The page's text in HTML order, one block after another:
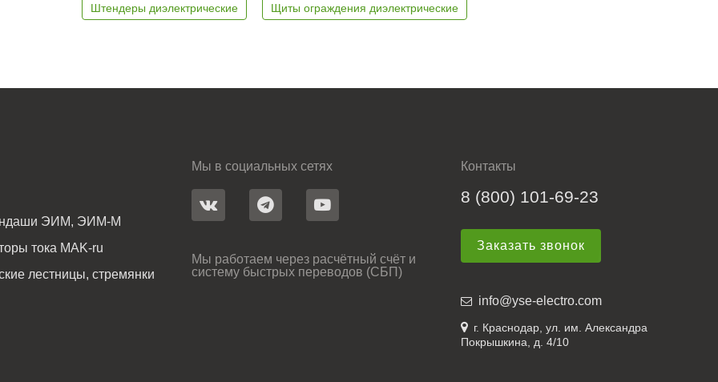
Штендеры диэлектрические Щиты ограждения диэлектрические
ЭИМ, ЭИМ-М
тока MAK-ru
лестницы, стремянки
Мы в социальных сетях
Мы работаем через расчётный счёт и
систему быстрых переводов (СБП)
Контакты
8 (800) 101-69-23
Заказать звонок
info@yse-electro.com
г. Краснодар, ул. им. Александра
Покрышкина, д. 4/10